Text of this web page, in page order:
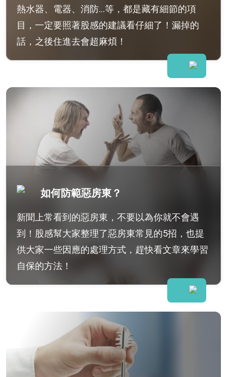
熱水器、電器、消防...等，都是藏有細節的項
目，一定要照著股感的建議看仔細了！漏掉的
話，之後住進去會超麻煩！
如何防範惡房東？
新聞上常看到的惡房東，不要以為你就不會遇
到！股感幫大家整理了惡房東常見的5招，也提
供大家一些因應的處理方式，趕快看文章來學習
自保的方法！